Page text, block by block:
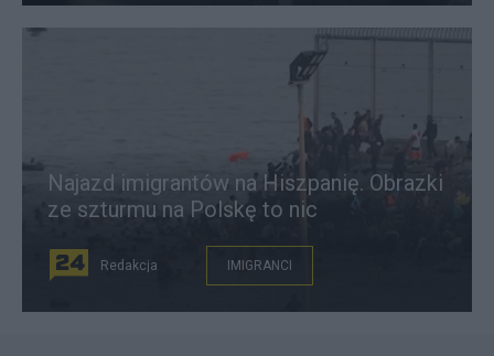
Najazd imigrantów na Hiszpanię. Obrazki
ze szturmu na Polskę to nic
Redakcja IMIGRANCI